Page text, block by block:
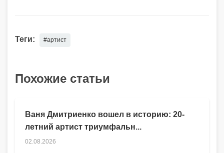
Теги: #артист
Похожие статьи
Ваня Дмитриенко вошел в историю: 20-
летний артист триумфальн...
02.08.2026